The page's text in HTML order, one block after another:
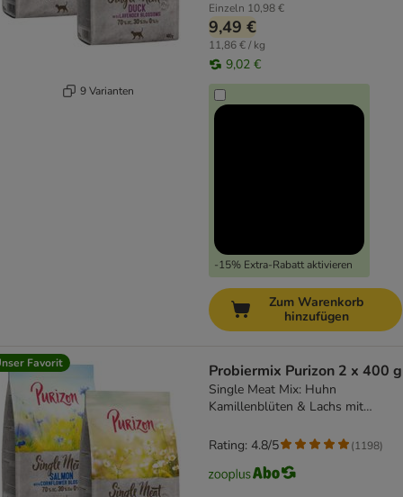
9 Varianten
Einzeln 10,98 €
9,49 €
11,86 € / kg
9,02 €
-15% Extra-Rabatt aktivieren
Zum Warenkorb
hinzufügen
Favorit Probiermix Purizon 2 x 400 g
Single Meat Mix: Huhn
Kamillenblüten & Lachs mit
Rating: 4.8/5 (1198)